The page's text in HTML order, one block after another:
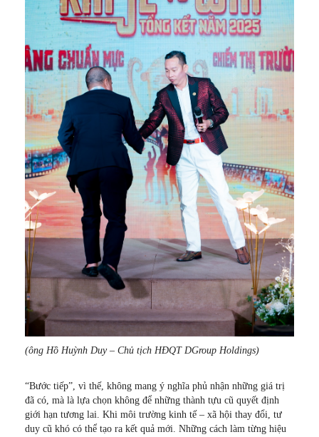
(ông Hồ Huỳnh Duy – Chủ tịch HĐQT DGroup Holdings)
“Bước tiếp”, vì thế, không mang ý nghĩa phủ nhận những giá trị
đã có, mà là lựa chọn không để những thành tựu cũ quyết định
giới hạn tương lai. Khi môi trường kinh tế – xã hội thay đổi, tư
duy cũ khó có thể tạo ra kết quả mới. Những cách làm từng hiệu